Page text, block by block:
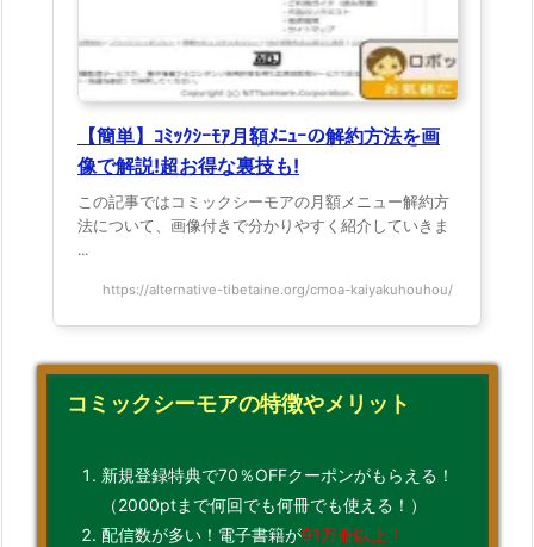
【簡単】ｺﾐｯｸｼｰﾓｱ月額ﾒﾆｭｰの解約方法を画
像で解説!超お得な裏技も!
この記事ではコミックシーモアの月額メニュー解約方
法について、画像付きで分かりやすく紹介していきま
...
https://alternative-tibetaine.org/cmoa-kaiyakuhouhou/
コミックシーモアの特徴やメリット
新規登録特典で70％OFFクーポンがもらえる！
（2000ptまで何回でも何冊でも使える！）
配信数が多い！電子書籍が91万冊以上！